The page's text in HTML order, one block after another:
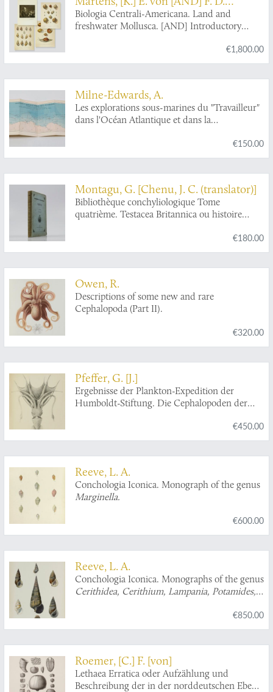
Godman
Biologia Centrali-Americana. Land and
freshwater Mollusca. [AND] Introductory
€1,800.00
Milne-Edwards, A.
Les explorations sous-marines du "Travailleur"
dans l'Océan Atlantique et dans la
€150.00
Montagu, G. [Chenu, J. C. (translator)]
Bibliothèque conchyliologique Tome
quatrième. Testacea Britannica ou histoire
€180.00
Owen, R.
Descriptions of some new and rare
Cephalopoda (Part II).
€320.00
Pfeffer, G. [J.]
Ergebnisse der Plankton-Expedition der
Humboldt-Stiftung. Die Cephalopoden der
monographische Übersicht der Oegopsiden
Cephalopoden. Hierzu ein Atlas von 48 Tafeln.
€450.00
Reeve, L. A.
Conchologia Iconica. Monograph of the genus
Marginella.
€600.00
Reeve, L. A.
Conchologia Iconica. Monographs of the genus
Cerithidea, Cerithium, Lampania, Potamides,
€850.00
Roemer, [C.] F. [von]
Lethaea Erratica oder Aufzählung und
Beschreibung der in der norddeutschen Ebene